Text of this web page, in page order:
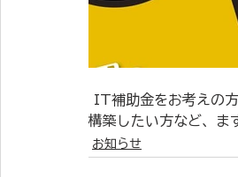
構築したい方など、
お知らせ